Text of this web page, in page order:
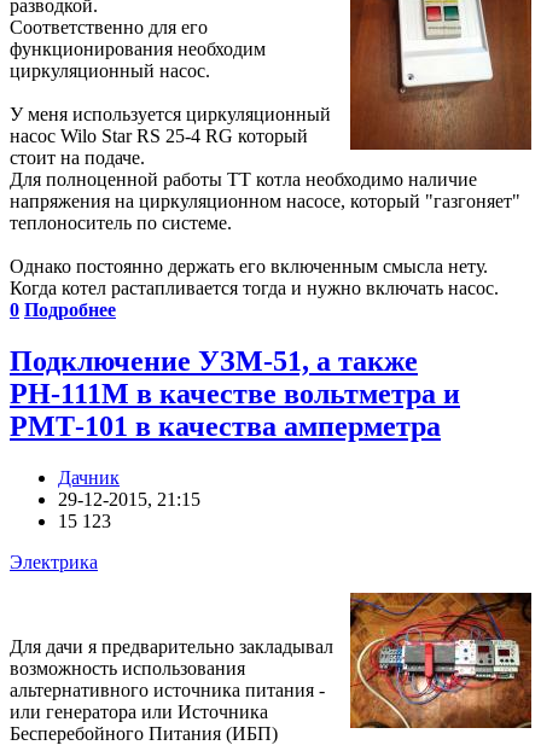
разводкой.
Соответственно для его
функционирования необходим
циркуляционный насос.
У меня используется циркуляционный
насос Wilo Star RS 25-4 RG который
стоит на подаче.
Для полноценной работы ТТ котла необходимо наличие
напряжения на циркуляционном насосе, который "газгоняет"
теплоноситель по системе.
Однако постоянно держать его включенным смысла нету.
Когда котел растапливается тогда и нужно включать насос.
0 Подробнее
Подключение УЗМ-51, а также
РН-111М в качестве вольтметра и
РМТ-101 в качества амперметра
Дачник
29-12-2015, 21:15
15 123
Электрика
Для дачи я предварительно закладывал
возможность использования
альтернативного источника питания -
или генератора или Источника
Бесперебойного Питания (ИБП)